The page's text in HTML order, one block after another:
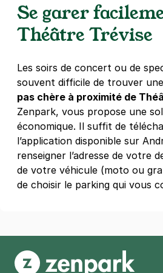
Paris - Centre
42 rue Beaubourg
75003Paris
4,6(211 avis)
4 €/heure 36 €/jour,100 €/semaine
Réserver
+ Abonnements disponibles
Se garer
Théâtre Trévise
Les soirs de concert ou de
souvent difficile de trouver
pas chère à proximité de
Zenpark, vous propose une
économique. Il suffit de
l’application disponible sur
renseigner l’adresse de votre
de votre véhicule (moto ou
de choisir le parking qui vous